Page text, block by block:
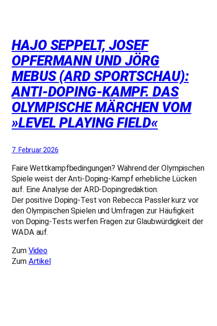
HAJO SEPPELT, JOSEF
OPFERMANN UND JÖRG
MEBUS (ARD SPORTSCHAU):
ANTI-DOPING-KAMPF. DAS
OLYMPISCHE MÄRCHEN VOM
»LEVEL PLAYING FIELD«
7. Februar 2026
Faire Wettkampfbedingungen? Während der Olympischen
Spiele weist der Anti-Doping-Kampf erhebliche Lücken
auf. Eine Analyse der ARD-Dopingredaktion.
Der positive Doping-Test von Rebecca Passler kurz vor
den Olympischen Spielen und Umfragen zur Häufigkeit
von Doping-Tests werfen Fragen zur Glaubwürdigkeit der
WADA auf.
Zum Video
Zum Artikel